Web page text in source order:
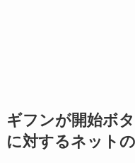
ギフンが開始ボ
に対するネット